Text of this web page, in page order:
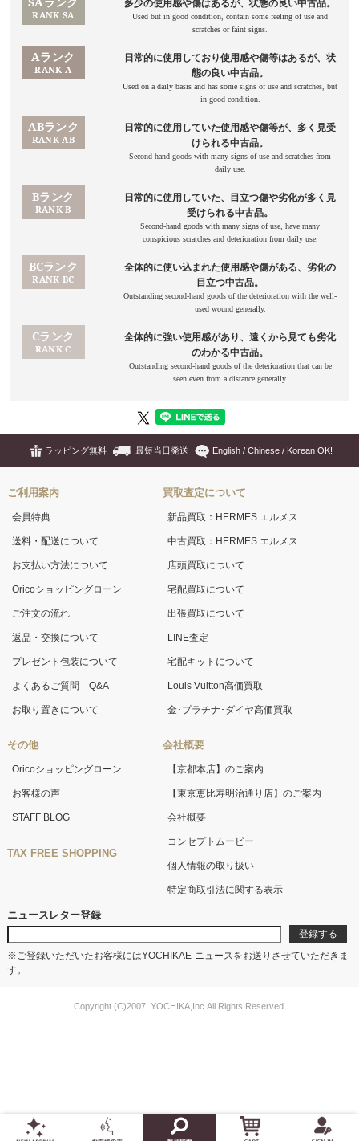
ラッピング無料 最短当日発送 English / Chinese / Korean OK!
ご利用案内
会員特典
送料・配送について
お支払い方法について
Oricoショッピングローン
ご注文の流れ
返品・交換について
プレゼント包装について
よくあるご質問 Q&A
お取り置きについて
その他
Oricoショッピングローン
お客様の声
STAFF BLOG
TAX FREE SHOPPING
買取査定について
新品買取：HERMES エルメス
中古買取：HERMES エルメス
店頭買取について
宅配買取について
出張買取について
LINE査定
宅配キットについて
Louis Vuitton高価買取
金･プラチナ･ダイヤ高価買取
会社概要
【京都本店】のご案内
【東京恵比寿明治通り店】のご案内
会社概要
コンセプトムービー
個人情報の取り扱い
特定商取引法に関する表示
ニュースレター登録
※ご登録いただいたお客様にはYOCHIKAE-ニュースをお送りさせていただきま
す。
Copyright (C)2007. YOCHIKA,Inc.All Rights Reserved.